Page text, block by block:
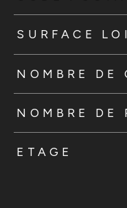
SURFACE
NOMBRE DE
NOMBRE DE
ETAGE